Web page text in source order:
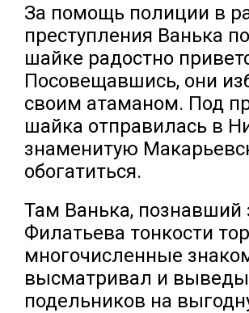
За помощь полиции в
преступления Ванька
шайке радостно
Посовещавшись, они
своим атаманом. Под
шайка отправилась в
знаменитую
обогатиться.
Там Ванька,
Филатьева тонкости
многочисленные
высматривал и
подельников на